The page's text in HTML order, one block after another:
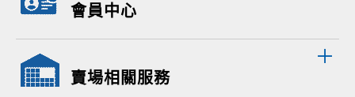
會員中心
賣場相關服務